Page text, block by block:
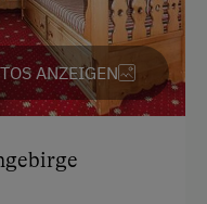
ANZEIGEN